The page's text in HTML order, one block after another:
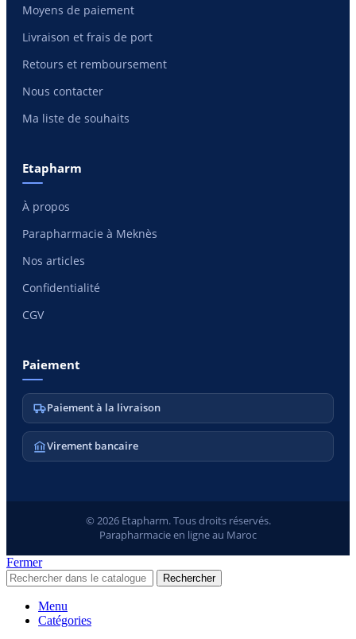
Moyens de paiement
Livraison et frais de port
Retours et remboursement
Nous contacter
Ma liste de souhaits
Etapharm
À propos
Parapharmacie à Meknès
Nos articles
Confidentialité
CGV
Paiement
Paiement à la livraison
Virement bancaire
© 2026 Etapharm. Tous droits réservés.
Parapharmacie en ligne au Maroc
Fermer
Rechercher
Menu
Catégories